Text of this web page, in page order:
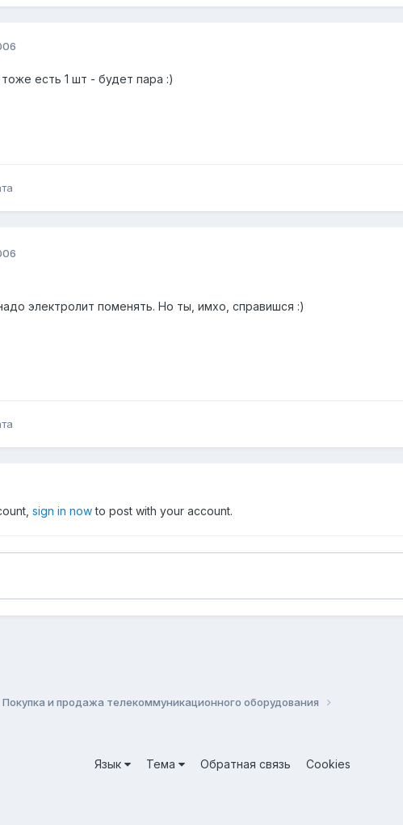
есть 1 шт - будет пара :)
электролит поменять. Но ты, имхо, справишся :)
sign in nowto post with your account.
Покупка и продажа телекоммуникационного оборудования
Язык Тема Обратная связь
Cookies